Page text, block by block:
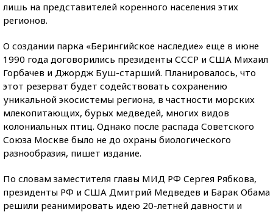
лишь на представителей коренного населения этих
регионов.
О создании парка «Берингийское наследие» еще в июне
1990 года договорились президенты СССР и США Михаил
Горбачев и Джордж Буш-старший. Планировалось, что
этот резерват будет содействовать сохранению
уникальной экосистемы региона, в частности морских
млекопитающих, бурых медведей, многих видов
колониальных птиц. Однако после распада Советского
Союза Москве было не до охраны биологического
разнообразия, пишет издание.
По словам заместителя главы МИД РФ Сергея Рябкова,
президенты РФ и США Дмитрий Медведев и Барак Обама
решили реанимировать идею 20-летней давности и